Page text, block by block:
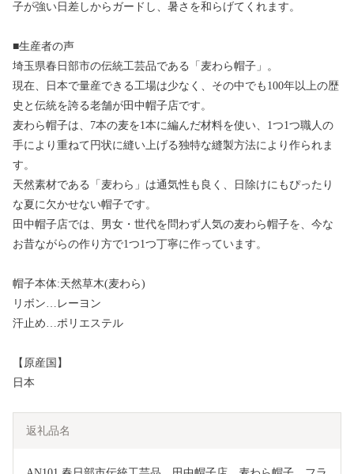
子が強い日差しからガードし、暑さを和らげてくれます。
■生産者の声
埼玉県春日部市の伝統工芸品である「麦わら帽子」。
現在、日本で量産できる工場は少なく、その中でも100年以上の歴
史と伝統を誇る老舗が田中帽子店です。
麦わら帽子は、7本の麦を1本に編んだ材料を使い、1つ1つ職人の
手により重ねて円状に縫い上げる独特な縫製方法により作られま
す。
天然素材である「麦わら」は通気性も良く、日除けにもぴったり
な夏に欠かせない帽子です。
田中帽子店では、男女・世代を問わず人気の麦わら帽子を、今な
お昔ながらの作り方で1つ1つ丁寧に作っています。
帽子本体:天然草木(麦わら)
リボン…レーヨン
汗止め…ポリエステル
【原産国】
日本
返礼品名